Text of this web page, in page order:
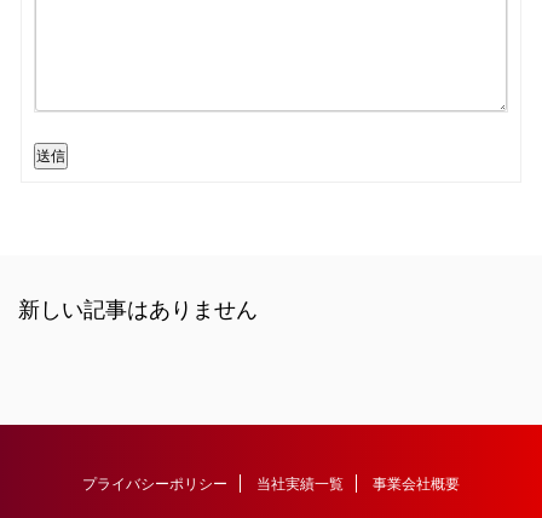
送信
新しい記事はありません
プライバシーポリシー 当社実績一覧 事業会社概要